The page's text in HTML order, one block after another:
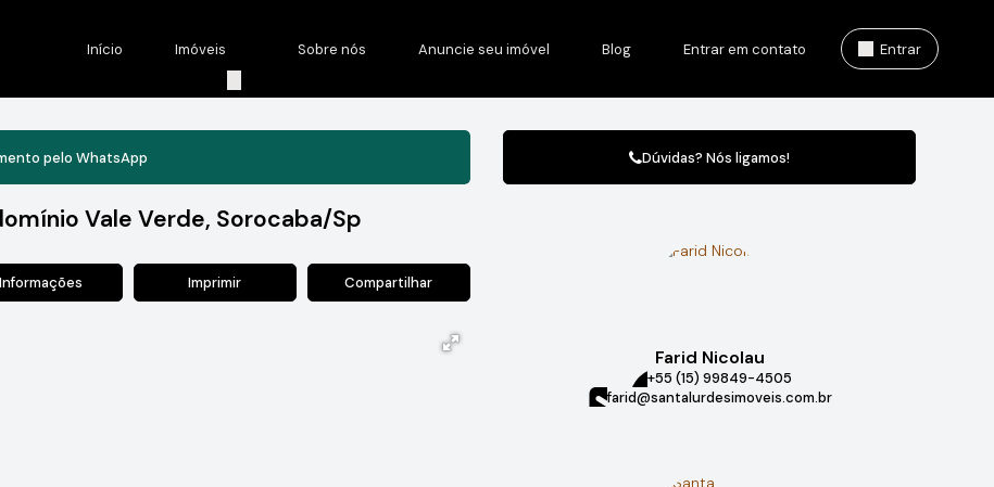
Entrar
Entrar em contato
Blog
Anuncie seu imóvel
Sobre nós
Imóveis
Início
pelo WhatsApp
Vale Verde, Sorocaba/Sp
Informações Imprimir Compartilhar
Dúvidas? Nós ligamos!
Farid Nicolau
+55 (15) 99849-4505
farid@santalurdesimoveis.com.br